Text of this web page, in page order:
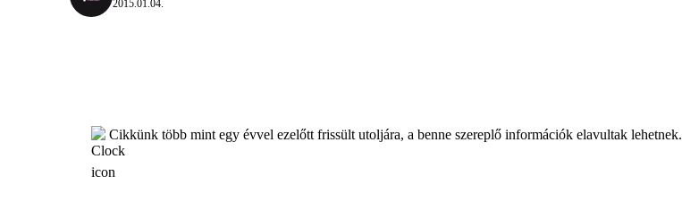
2015.01.04.
Cikkünk több mint egy évvel ezelőtt frissült utoljára, a benne szereplő információk elavultak lehetnek.